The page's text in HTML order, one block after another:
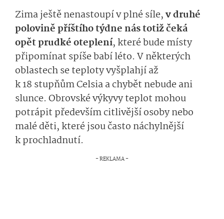
Zima ještě nenastoupí v plné síle,v druhé
polovině příštího týdne nás totiž čeká
opět prudké oteplení, které bude místy
připomínat spíše babí léto. V některých
oblastech se teploty vyšplahjí až
k 18 stupňům Celsia a chybět nebude ani
slunce. Obrovské výkyvy teplot mohou
potrápit především citlivější osoby nebo
malé děti, které jsou často náchylnější
k prochladnutí.